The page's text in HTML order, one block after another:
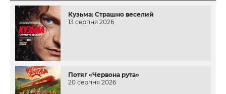
Кузьма: Страшно веселий
13 серпня 2026
Потяг «Червона рута»
20 серпня 2026